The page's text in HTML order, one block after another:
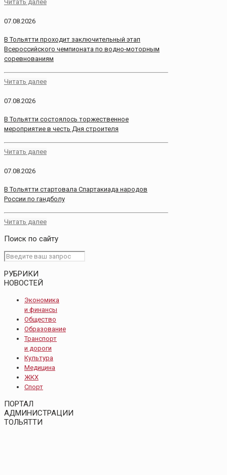
Читать далее
07.08.2026
В Тольятти проходит заключительный этап
Всероссийского чемпионата по водно-моторным
соревнованиям
Читать далее
07.08.2026
В Тольятти состоялось торжественное
мероприятие в честь Дня строителя
Читать далее
07.08.2026
В Тольятти стартовала Спартакиада народов
России по гандболу
Читать далее
Поиск по сайту
РУБРИКИ
НОВОСТЕЙ
Экономика
и финансы
Общество
Образование
Транспорт
и дороги
Культура
Медицина
ЖКХ
Спорт
ПОРТАЛ
АДМИНИСТРАЦИИ
ТОЛЬЯТТИ